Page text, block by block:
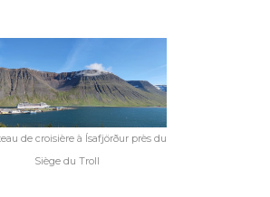
de croisière à Ísafjörður près du
Siège du Troll